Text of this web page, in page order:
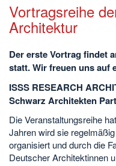
Vortragsreihe
Architektur
Der erste Vortrag findet
statt. Wir freuen uns auf
ISSS RESEARCH
Schwarz Architekten
Die Veranstaltungsreihe
Jahren wird sie
organisiert und durch die
Deutscher Architektinnen